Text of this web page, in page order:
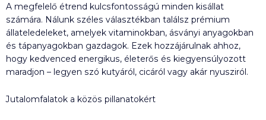
A megfelelő étrend kulcsfontosságú minden kisállat
számára. Nálunk széles választékban találsz prémium
állateledeleket, amelyek vitaminokban, ásványi anyagokban
és tápanyagokban gazdagok. Ezek hozzájárulnak ahhoz,
hogy kedvenced energikus, életerős és kiegyensúlyozott
maradjon – legyen szó kutyáról, cicáról vagy akár nyusziról.
Jutalomfalatok a közös pillanatokért